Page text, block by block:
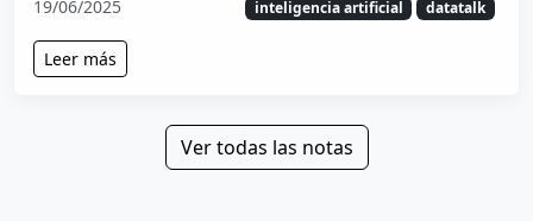
19/06/2025 inteligencia artificial datatalk
Leer más
Ver todas las notas